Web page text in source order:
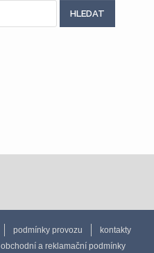
podmínky provozu
kontakty
obchodní a reklamační podmínky